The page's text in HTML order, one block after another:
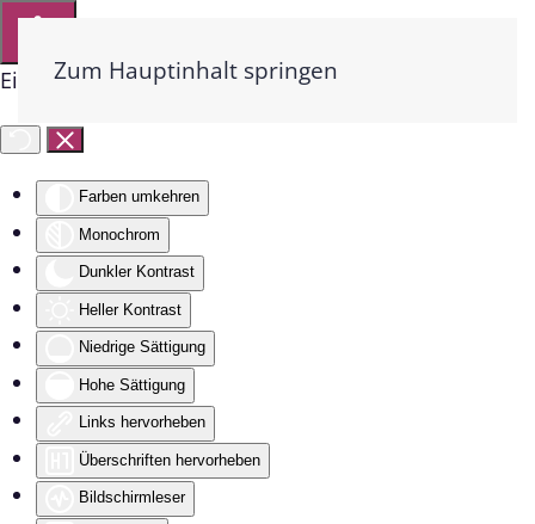
Eingabehilfen öffnen
Farben umkehren
Monochrom
Dunkler Kontrast
Heller Kontrast
Niedrige Sättigung
Hohe Sättigung
Links hervorheben
Überschriften hervorheben
Bildschirmleser
Zum Hauptinhalt springen